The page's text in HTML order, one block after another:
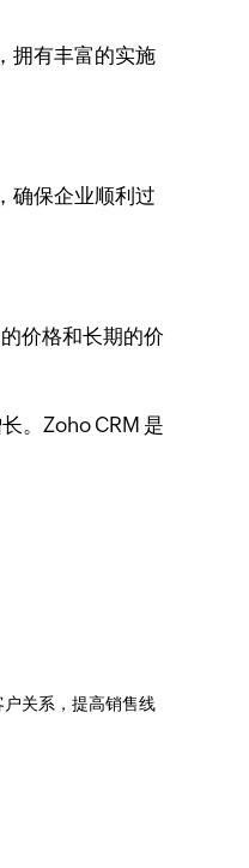
拥有丰富的实施
确保企业顺利过
价格和长期的价
。Zoho CRM 是
关系，提高销售线